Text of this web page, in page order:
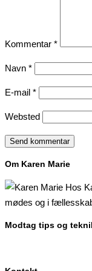
Kommentar *
Navn *
E-mail *
Websted
Om Karen Marie
Hos
mødes og i
Modtag tips og